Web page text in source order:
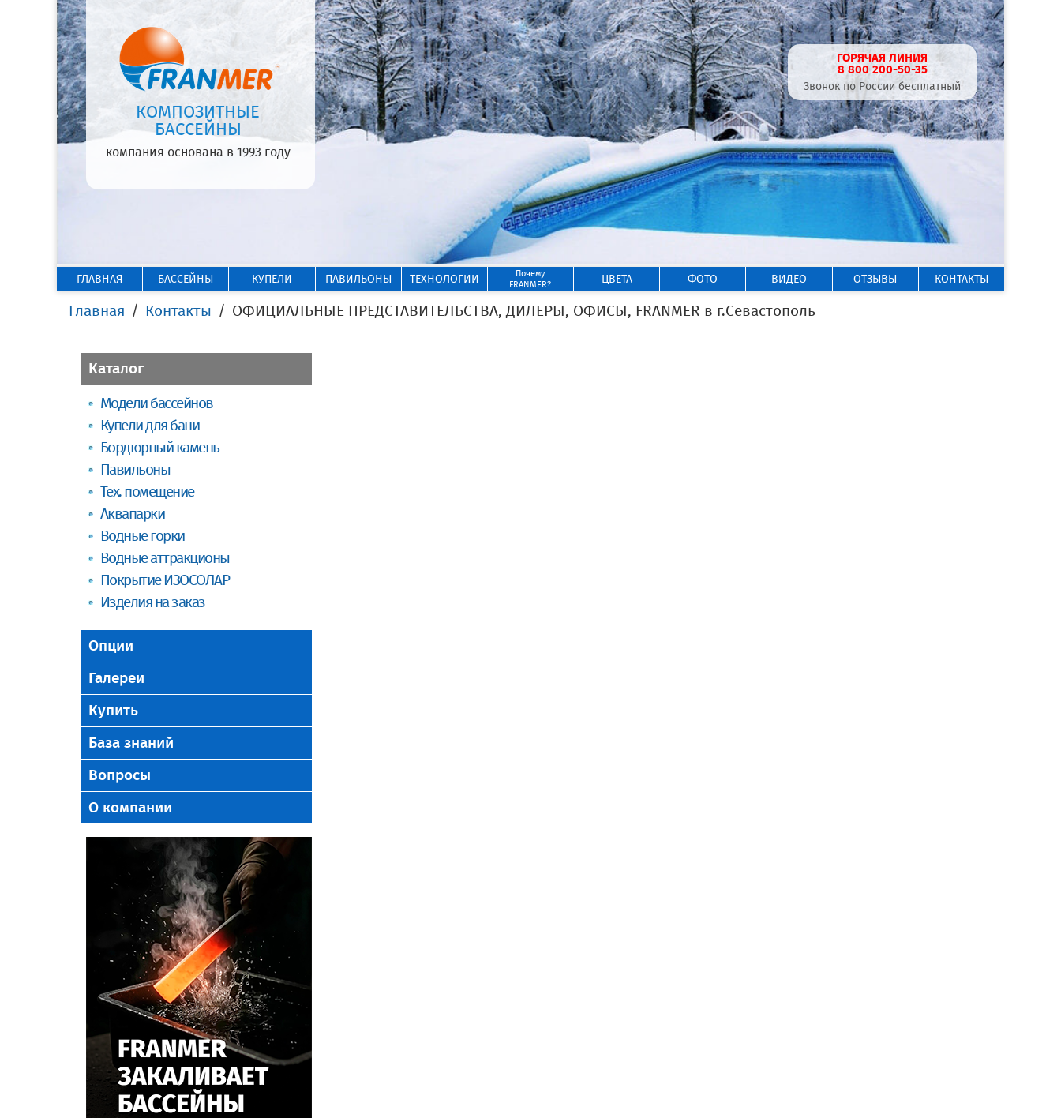
КОМПОЗИТНЫЕ
БАССЕЙНЫ
компания основана в 1993 году
ГОРЯЧАЯ ЛИНИЯ
8 800 200-50-35
Звонок по России бесплатный
ГЛАВНАЯ БАССЕЙНЫ КУПЕЛИ ПАВИЛЬОНЫ ТЕХНОЛОГИИ
Почему
FRANMER?
ЦВЕТА ФОТО ВИДЕО ОТЗЫВЫ КОНТАКТЫ
Главная Контакты ОФИЦИАЛЬНЫЕ ПРЕДСТАВИТЕЛЬСТВА, ДИЛЕРЫ, ОФИСЫ, FRANMER в г.Севастополь
Каталог
Модели бассейнов
Купели для бани
Бордюрный камень
Павильоны
Тех. помещение
Аквапарки
Водные горки
Водные аттракционы
Покрытие ИЗОСОЛАР
Изделия на заказ
Опции
Галереи
Купить
База знаний
Вопросы
О компании